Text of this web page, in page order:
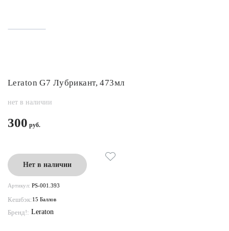
Leraton G7 Лубрикант, 473мл
нет в наличии
300
Нет в наличии
Артикул: PS-001.393
Кешбэк:15 Баллов
Бренд!: Leraton